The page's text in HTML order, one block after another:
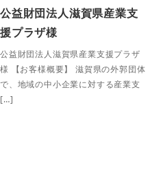
公益財団法人滋賀県産業支
援プラザ様
公益財団法人滋賀県産業支援プラザ
様 【お客様概要】 滋賀県の外郭団体
で、地域の中小企業に対する産業支
[…]